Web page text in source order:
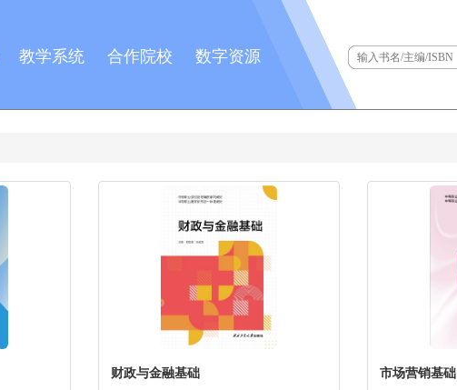
教学系统 合作院校 数字资源
财政与金融基础 市场营销基础